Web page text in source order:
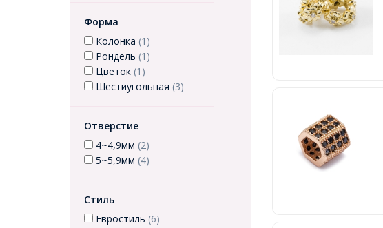
Форма
Колонка (1)
Рондель (1)
Цветок (1)
Шестиугольная (3)
Отверстие
4~4,9мм (2)
5~5,9мм (4)
Стиль
Евростиль (6)